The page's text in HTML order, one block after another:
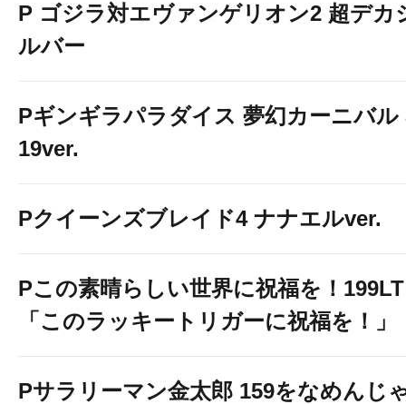
P ゴジラ対エヴァンゲリオン2 超デカ
ルバー
Pギンギラパラダイス 夢幻カーニバル
19ver.
Pクイーンズブレイド4 ナナエルver.
Pこの素晴らしい世界に祝福を！199LT
「このラッキートリガーに祝福を！」
Pサラリーマン金太郎 159をなめんじ